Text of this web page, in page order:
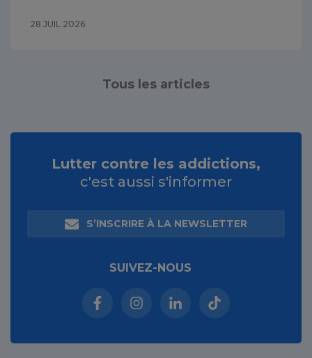
28 JUIL 2026
Tous les articles
Lutter contre les addictions,
c'est aussi s'informer
S’INSCRIRE À LA NEWSLETTER
SUIVEZ-NOUS
Facebook (nouvelle fenêtre)
Instagram (nouvelle fenêtre)
Linkedin (nouvelle
Tiktok (nouvelle